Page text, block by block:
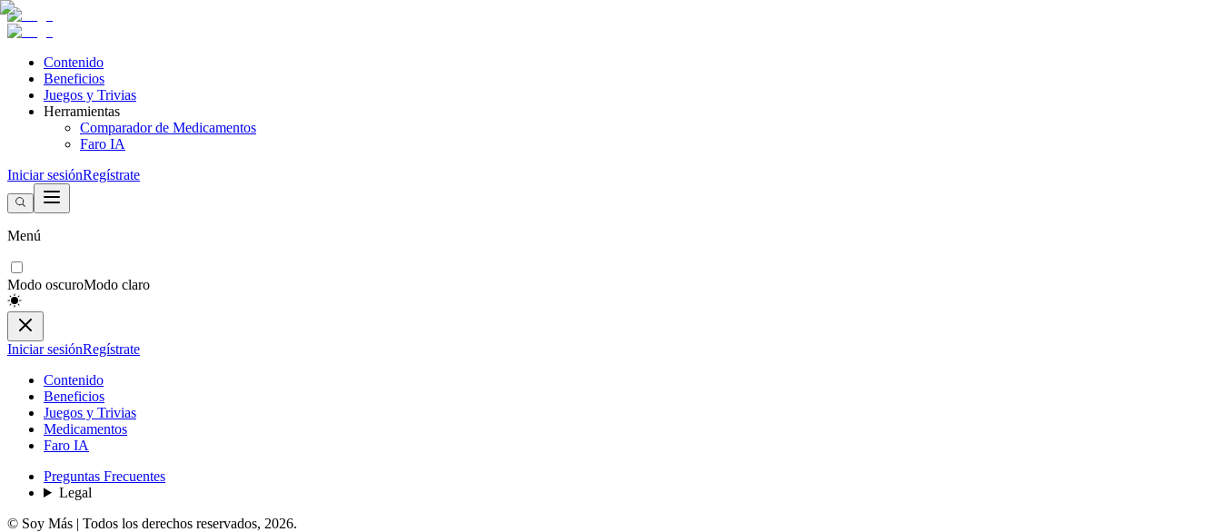
Contenido
Beneficios
Juegos y Trivias
Herramientas
Comparador de Medicamentos
Faro IA
Iniciar sesiónRegístrate
Menú
Modo oscuroModo claro
Iniciar sesiónRegístrate
Contenido
Beneficios
Juegos y Trivias
Medicamentos
Faro IA
Preguntas Frecuentes
Legal
© Soy Más | Todos los derechos reservados, 2026.